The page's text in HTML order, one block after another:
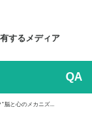
するメディア
QA
脳と心のメカニズ...